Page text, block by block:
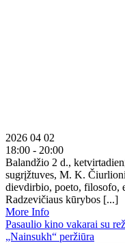
2026 04 02
18:00 - 20:00
Balandžio 2 d.,
sugrįžtuves, M. K.
dievdirbio, poeto, filosofo,
Radzevičiaus kūrybos [...]
More Info
Pasaulio kino vakarai su
„Nainsukh“ peržiūra